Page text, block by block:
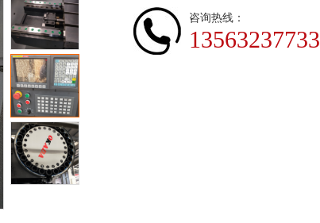
咨询热线：
13563237733